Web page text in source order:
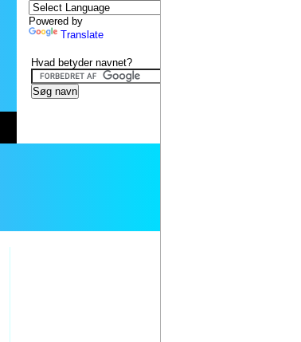
Powered by
Translate
Hvad betyder navnet?